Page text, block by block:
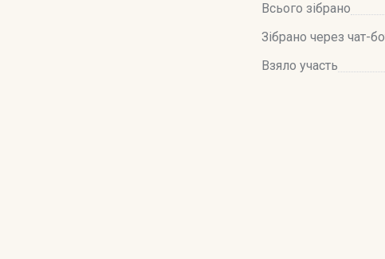
Всього зібрано
Зібрано через чат-
Взяло участь